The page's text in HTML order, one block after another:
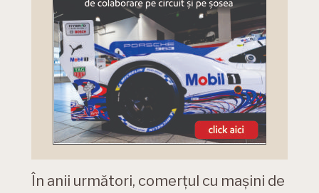
În anii următori, comerțul cu mașini de